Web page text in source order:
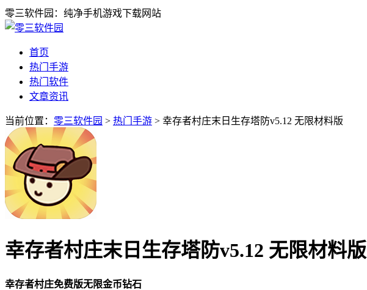
零三软件园：纯净手机游戏下载网站
首页
热门手游
热门软件
文章资讯
当前位置： 零三软件园 > 热门手游 > 幸存者村庄末日生存塔防v5.12 无限材料版
幸存者村庄末日生存塔防v5.12 无限材料版
幸存者村庄免费版无限金币钻石